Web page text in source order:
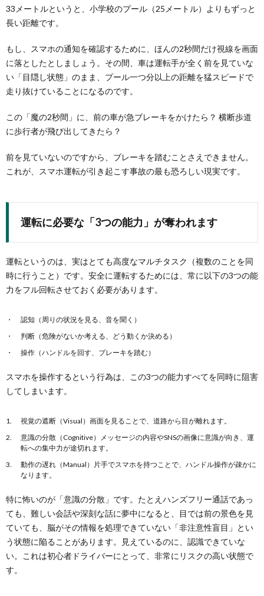
33メートルというと、小学校のプール（25メートル）よりもずっと
長い距離です。
もし、スマホの通知を確認するために、ほんの2秒間だけ視線を画面
に落としたとしましょう。その間、車は運転手が全く前を見ていな
い「目隠し状態」のまま、プール一つ分以上の距離を猛スピードで
走り抜けていることになるのです。
この「魔の2秒間」に、前の車が急ブレーキをかけたら？ 横断歩道
に歩行者が飛び出してきたら？
前を見ていないのですから、ブレーキを踏むことさえできません。
これが、スマホ運転が引き起こす事故の最も恐ろしい現実です。
運転に必要な「3つの能力」が奪われます
運転というのは、実はとても高度なマルチタスク（複数のことを同
時に行うこと）です。安全に運転するためには、常に以下の3つの能
力をフル回転させておく必要があります。
認知（周りの状況を見る、音を聞く）
判断（危険がないか考える、どう動くか決める）
操作（ハンドルを回す、ブレーキを踏む）
スマホを操作するという行為は、この3つの能力すべてを同時に阻害
してしまいます。
視覚の遮断（Visual）画面を見ることで、道路から目が離れます。
意識の分散（Cognitive）メッセージの内容やSNSの画像に意識が向き、運
転への集中力が途切れます。
動作の遅れ（Manual）片手でスマホを持つことで、ハンドル操作が疎かに
なります。
特に怖いのが「意識の分散」です。たとえハンズフリー通話であっ
ても、難しい会話や深刻な話に夢中になると、目では前の景色を見
ていても、脳がその情報を処理できていない「非注意性盲目」とい
う状態に陥ることがあります。見えているのに、認識できていな
い。これは初心者ドライバーにとって、非常にリスクの高い状態で
す。